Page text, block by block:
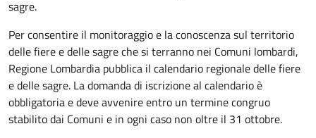
sagre.
Per consentire il monitoraggio e la conoscenza sul territorio
delle fiere e delle sagre che si terranno nei Comuni lombardi,
Regione Lombardia pubblica il calendario regionale delle fiere
e delle sagre. La domanda di iscrizione al calendario è
obbligatoria e deve avvenire entro un termine congruo
stabilito dai Comuni e in ogni caso non oltre il 31 ottobre.